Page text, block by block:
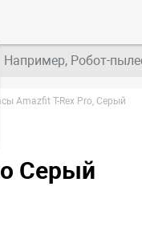
Например, Робот-
Amazfit T-Rex Pro, Серый
Серый